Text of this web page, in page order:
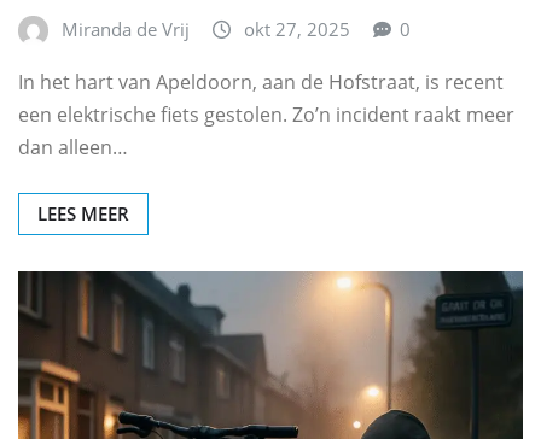
Miranda de Vrij okt 27, 2025 0
In het hart van Apeldoorn, aan de Hofstraat, is recent
een elektrische fiets gestolen. Zo’n incident raakt meer
dan alleen…
LEES MEER